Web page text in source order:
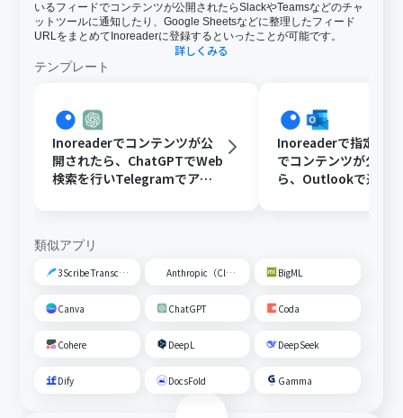
いるフィードでコンテンツが公開されたらSlackやTeamsなどのチャ
ットツールに通知したり、Google Sheetsなどに整理したフィード
URLをまとめてInoreaderに登録するといったことが可能です。
詳しくみる
テンプレート
Inoreaderでコンテンツが公
開されたら、ChatGPTでWeb
検索を行いTelegramでアイ
Inoreaderで指定のフ
でコンテンツが公開
ら、Outlookで通知
類似アプリ
3Scribe Transcription Anthropic（Claude） BigML
Canva ChatGPT Coda
Cohere DeepL DeepSeek
Dify DocsFold Gamma